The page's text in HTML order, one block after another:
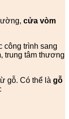
cửa vòm
công trình sang
trung tâm thương
gỗ. Có thể là gỗ